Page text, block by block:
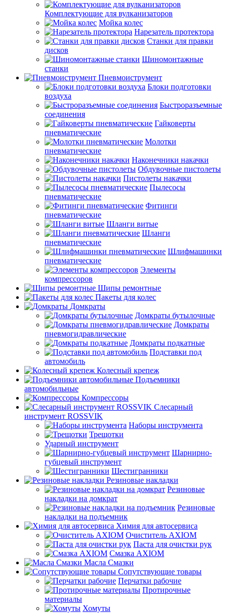
Комплектующие для вулканизаторов
Мойка колес
Нарезатель протектора
Станки для правки
дисков
Шиномонтажные
станки
Пневмоиструмент
Блоки подготовки
воздуха
Быстроразъемные
соединения
Гайковерты
пневматические
Молотки
пневматические
Наконечники накачки
Обдувочные пистолеты
Пистолеты накачки
Пылесосы
пневматические
Фитинги
пневматические
Шланги витые
Шланги
пневматические
Шлифмашинки
пневматические
Элементы
компрессоров
Шипы ремонтные
Пакеты для колес
Домкраты
Домкраты бутылочные
Домкраты
пневмогидравлические
Домкраты подкатные
Подставки под
автомобиль
Колесный крепеж
Подъемники
автомобильные
Компрессоры
Слесарный
инструмент ROSSVIK
Наборы инструмента
Трещотки
Ударный инструмент
Шарнирно-
губцевый инструмент
Шестигранники
Резиновые накладки
Резиновые
накладки на домкрат
Резиновые
накладки на подъемник
Химия для автосервиса
Очиститель AXIOM
Паста для очистки рук
Смазка AXIOM
Масла Смазки
Сопутствующие товары
Перчатки рабочие
Протирочные
материалы
Хомуты